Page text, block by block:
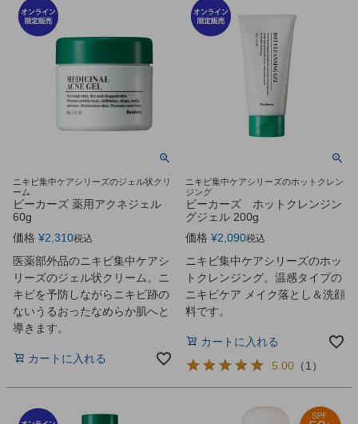
ニキビ集中ケアシリーズのジェル状クリ
ーム
ビーカーズ 薬用アクネジェル
60g
価格 ¥2,310税込
医薬部外品のニキビ集中ケアシ
リーズのジェル状クリーム。ニ
キビを予防しながらニキビ跡の
ないうるおったなめらか肌へと
導きます。
カートに入れる
ニキビ集中ケアシリーズのホットクレン
ジング
ビーカーズ ホットクレンジン
グジェル 200g
価格 ¥2,090税込
ニキビ集中ケアシリーズのホッ
トクレンジング。温感タイプの
ニキビケア メイク落とし＆洗顔
料です。
カートに入れる
5.00 （1 ）